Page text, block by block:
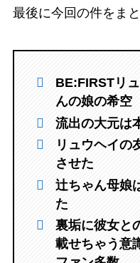
最後に今回の件をまと
BE:FIRSTリ
んの娘の希空
流出の大元は
リュウヘイの
させた
辻ちゃん母娘
た
裏垢に彼女と
載せちゃう意